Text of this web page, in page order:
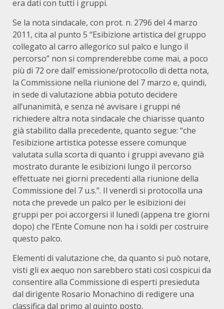
era dati con tutti i gruppi.
Se la nota sindacale, con prot. n. 2796 del 4 marzo
2011, cita al punto 5 “Esibizione artistica del gruppo
collegato al carro allegorico sul palco e lungo il
percorso” non si comprenderebbe come mai, a poco
più di 72 ore dall’ emissione/protocollo di detta nota,
la Commissione nella riunione del 7 marzo e, quindi,
in sede di valutazione abbia potuto decidere
all’unanimità, e senza né avvisare i gruppi né
richiedere altra nota sindacale che chiarisse quanto
già stabilito dalla precedente, quanto segue: “che
l’esibizione artistica potesse essere comunque
valutata sulla scorta di quanto i gruppi avevano già
mostrato durante le esibizioni lungo il percorso
effettuate nei giorni precedenti alla riunione della
Commissione del 7 u.s.”. Il venerdì si protocolla una
nota che prevede un palco per le esibizioni dei
gruppi per poi accorgersi il lunedì (appena tre giorni
dopo) che l’Ente Comune non ha i soldi per costruire
questo palco.
Elementi di valutazione che, da quanto si può notare,
visti gli ex aequo non sarebbero stati così cospicui da
consentire alla Commissione di esperti presieduta
dal dirigente Rosario Monachino di redigere una
classifica dal primo al quinto posto.